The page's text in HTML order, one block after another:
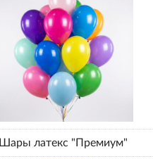
Шары латекс "Премиум"